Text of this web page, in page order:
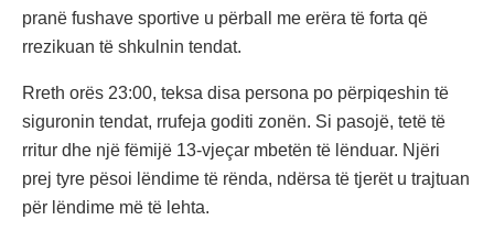
pranë fushave sportive u përball me erëra të forta që
rrezikuan të shkulnin tendat.
Rreth orës 23:00, teksa disa persona po përpiqeshin të
siguronin tendat, rrufeja goditi zonën. Si pasojë, tetë të
rritur dhe një fëmijë 13-vjeçar mbetën të lënduar. Njëri
prej tyre pësoi lëndime të rënda, ndërsa të tjerët u trajtuan
për lëndime më të lehta.